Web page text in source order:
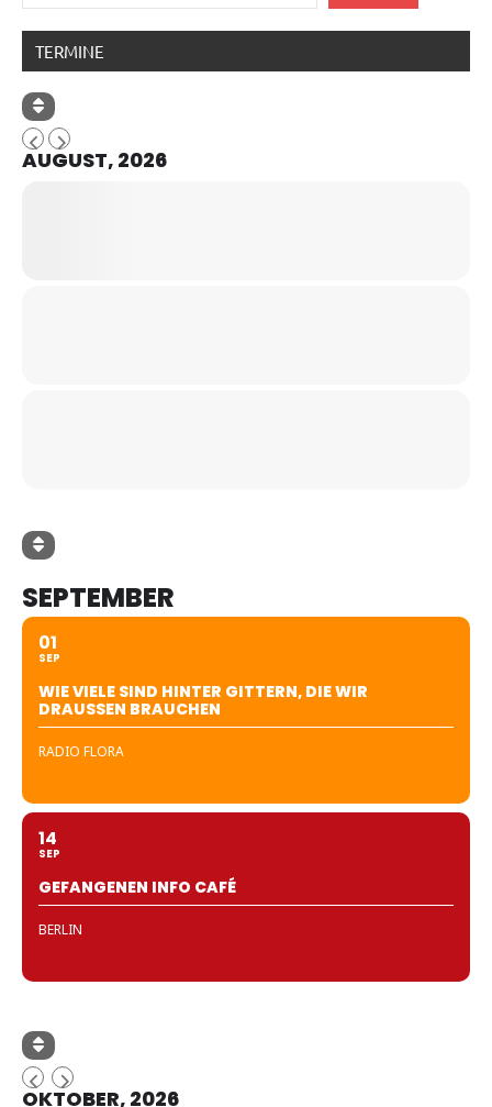
TERMINE
AUGUST, 2026
SEPTEMBER
01
SEP
WIE VIELE SIND HINTER GITTERN, DIE WIR
DRAUSSEN BRAUCHEN
RADIO FLORA
14
SEP
GEFANGENEN INFO CAFÉ
BERLIN
OKTOBER, 2026